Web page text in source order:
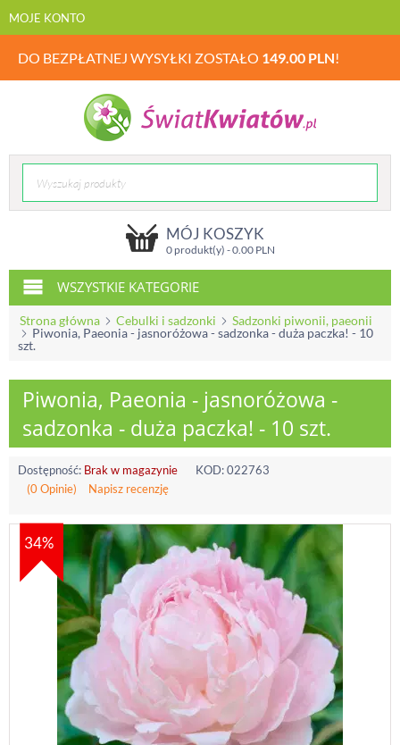
MOJE KONTO
DO BEZPŁATNEJ WYSYŁKI ZOSTAŁO 149.00 PLN!
MÓJ KOSZYK
0 produkt(y) -0.00PLN
WSZYSTKIE KATEGORIE
Strona główna Cebulki i sadzonki
Sadzonki piwonii, paeonii
Piwonia, Paeonia - jasnoróżowa - sadzonka - duża paczka! - 10
szt.
Piwonia, Paeonia - jasnoróżowa -
sadzonka - duża paczka! - 10 szt.
Dostępność: Brak w magazynie KOD:022763
(0 Opinie)
Napisz recenzję
34%